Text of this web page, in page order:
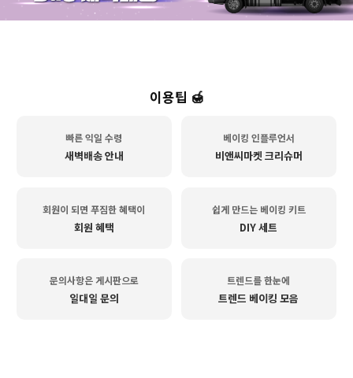
이용팁 🍯
빠른 익일 수령
새벽배송 안내
베이킹 인플루언서
비앤씨마켓 크리슈머
회원이 되면 푸짐한 혜택이
회원 혜택
쉽게 만드는 베이킹 키트
DIY 세트
문의사항은 게시판으로
일대일 문의
트렌드를 한눈에
트렌드 베이킹 모음